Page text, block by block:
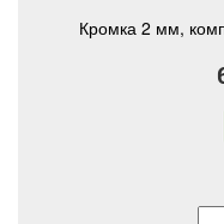
Кромка 2 мм,